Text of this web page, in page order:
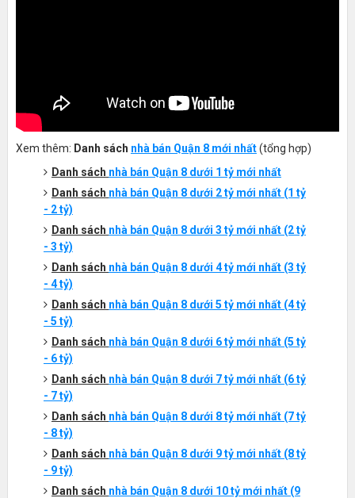
Xem thêm: Danh sách nhà bán Quận 8 mới nhất(tổng hợp)
Danh sách nhà bán Quận 8 dưới 1 tỷ mới nhất
Danh sách nhà bán Quận 8 dưới 2 tỷ mới nhất (1 tỷ
- 2 tỷ)
Danh sách nhà bán Quận 8 dưới 3 tỷ mới nhất (2 tỷ
- 3 tỷ)
Danh sách nhà bán Quận 8 dưới 4 tỷ mới nhất (3 tỷ
- 4 tỷ)
Danh sách nhà bán Quận 8 dưới 5 tỷ mới nhất (4 tỷ
- 5 tỷ)
Danh sách nhà bán Quận 8 dưới 6 tỷ mới nhất (5 tỷ
- 6 tỷ)
Danh sách nhà bán Quận 8 dưới 7 tỷ mới nhất (6 tỷ
- 7 tỷ)
Danh sách nhà bán Quận 8 dưới 8 tỷ mới nhất (7 tỷ
- 8 tỷ)
Danh sách nhà bán Quận 8 dưới 9 tỷ mới nhất (8 tỷ
- 9 tỷ)
Danh sách nhà bán Quận 8 dưới 10 tỷ mới nhất (9